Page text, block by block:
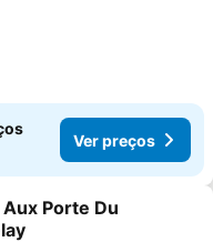
Ver preços
aos favoritos
Porte Du